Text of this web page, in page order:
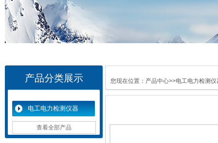
产品分类展示
电工电力检测仪器
查看全部产品
您现在位置： 产品中心>>电工电力检测仪